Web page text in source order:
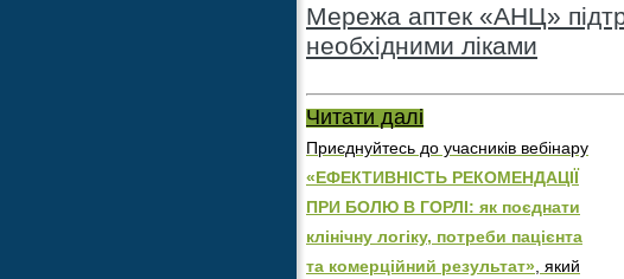
Мережа аптек «АНЦ»
необхідними ліками
Читати далі
Приєднуйтесь до учасників вебінару
«ЕФЕКТИВНІСТЬ РЕКОМЕНДАЦІЇ
ПРИ БОЛЮ В ГОРЛІ: як поєднати
клінічну логіку, потреби пацієнта
та комерційний результат» , який